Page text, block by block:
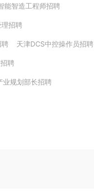
能智造工程师招聘
理招聘
聘 天津DCS中控操作员招聘
聘
业规划部长招聘